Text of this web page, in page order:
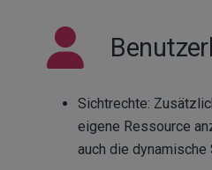
Sichtrechte:
eigene Ressource
auch die dynamische